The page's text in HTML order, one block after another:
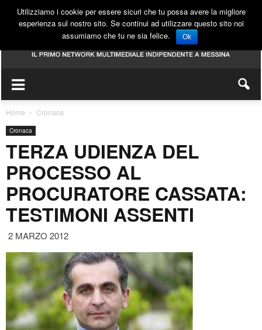
Home Cronaca
Cronaca
TERZA UDIENZA DEL
PROCESSO AL
PROCURATORE CASSATA:
TESTIMONI ASSENTI
2 MARZO 2012
Utilizziamo i cookie per essere sicuri che tu possa avere la migliore
esperienza sul nostro sito. Se continui ad utilizzare questo sito noi
assumiamo che tu ne sia felice.
Ok